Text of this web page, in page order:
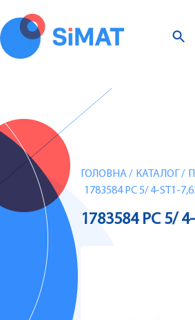
ГОЛОВНА/ КАТАЛОГ /
1783584 PC 5/ 4-ST1-
1783584 PC 5/